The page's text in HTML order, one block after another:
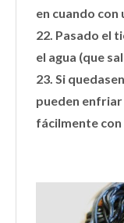
en cuando
22. Pasado el
el agua (que
23. Si
pueden enfriar
fácilmente con